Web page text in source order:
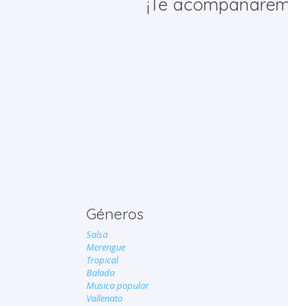
¡Te
Géneros
Salsa
Merengue
Tropical
Balada
Musica popular
Vallenato